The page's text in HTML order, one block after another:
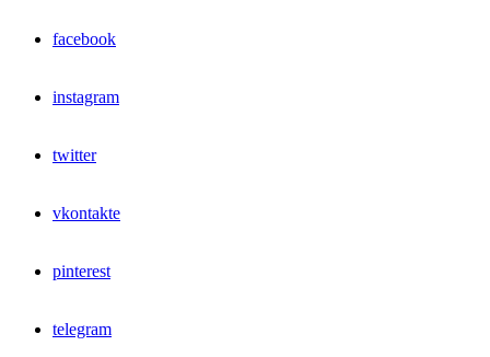
facebook
instagram
twitter
vkontakte
pinterest
telegram